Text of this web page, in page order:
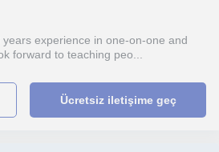
experience in one-on-one and
forward to teaching peo...
Ücretsiz iletişime geç